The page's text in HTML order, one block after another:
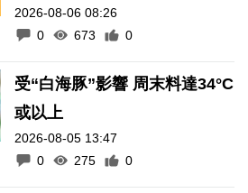
2026-08-06 08:26
0
673 0
受“白海豚”影響 周末料達34°C
或以上
2026-08-05 13:47
0
275 0